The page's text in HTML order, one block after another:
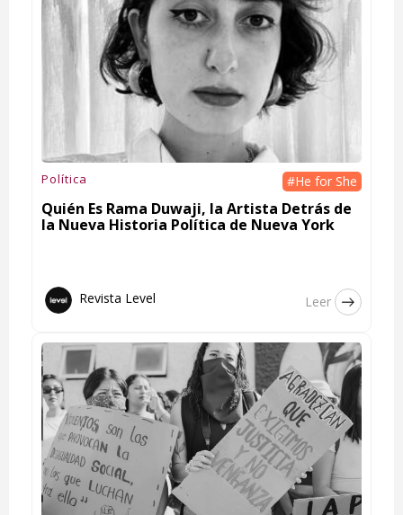
Política #He for She
Quién Es Rama Duwaji, la Artista Detrás de
la Nueva Historia Política de Nueva York
Revista Level Leer